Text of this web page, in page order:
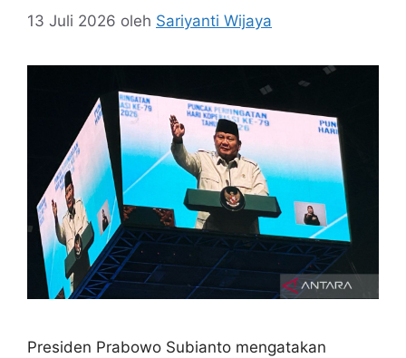
13 Juli 2026 oleh Sariyanti Wijaya
Presiden Prabowo Subianto mengatakan